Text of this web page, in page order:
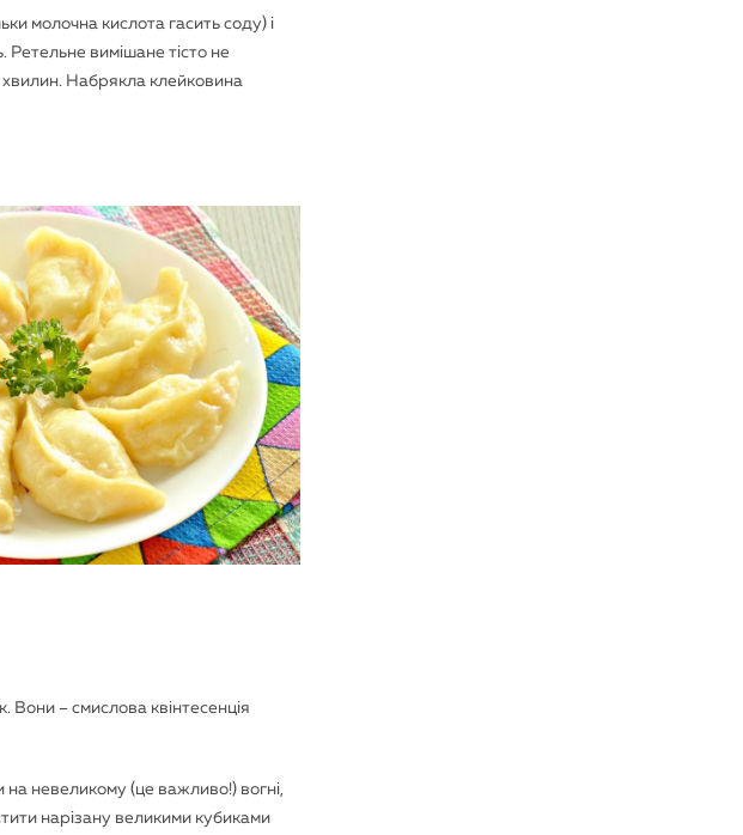
молочна кислота гасить соду) і
Ретельне вимішане тісто не
Набрякла клейковина
Вони – смислова квінтесенція
невеликому (це важливо!) вогні,
нарізану великими кубиками